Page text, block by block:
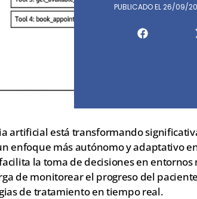
PUBLICADO EL26/09/
artificial está transformando
enfoque más autónomo y adaptativo
la toma de decisiones en entornos
de monitorear el progreso del
de tratamiento en tiempo real.